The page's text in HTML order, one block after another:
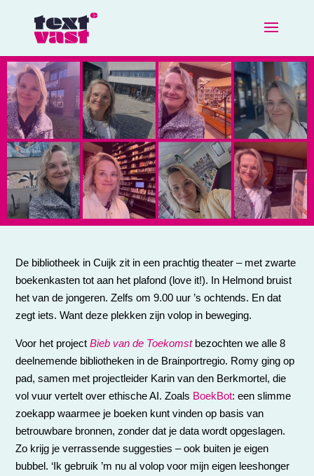
De bibliotheek in Cuijk zit in een prachtig theater – met zwarte
boekenkasten tot aan het plafond (love it!). In Helmond bruist
het van de jongeren. Zelfs om 9.00 uur ’s ochtends. En dat
zegt iets. Want deze plekken zijn volop in beweging.
Voor het projectBieb van de Toekomstbezochten we alle 8
deelnemende bibliotheken in de Brainportregio. Romy ging op
pad, samen met projectleider Karin van den Berkmortel, die
vol vuur vertelt over ethische AI. Zoals BoekBot: een slimme
zoekapp waarmee je boeken kunt vinden op basis van
betrouwbare bronnen, zonder dat je data wordt opgeslagen.
Zo krijg je verrassende suggesties – ook buiten je eigen
bubbel. ‘Ik gebruik ’m nu al volop voor mijn eigen leeshonger